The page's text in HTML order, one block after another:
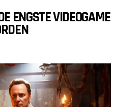
ENGSTE VIDEOGAME